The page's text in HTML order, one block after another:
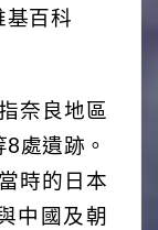
百科
奈良地區
處遺跡。
時的日本
中國及朝